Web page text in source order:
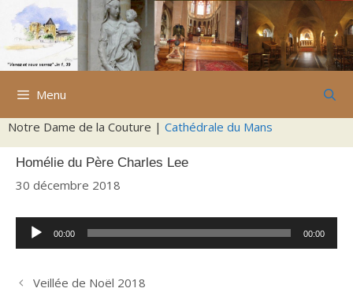
Aller
contenu
Menu
Notre Dame de la Couture | Cathédrale du Mans
Homélie du Père Charles Lee
30 décembre 2018
Lecteur
audio
00:00 00:00
Veillée de Noël 2018